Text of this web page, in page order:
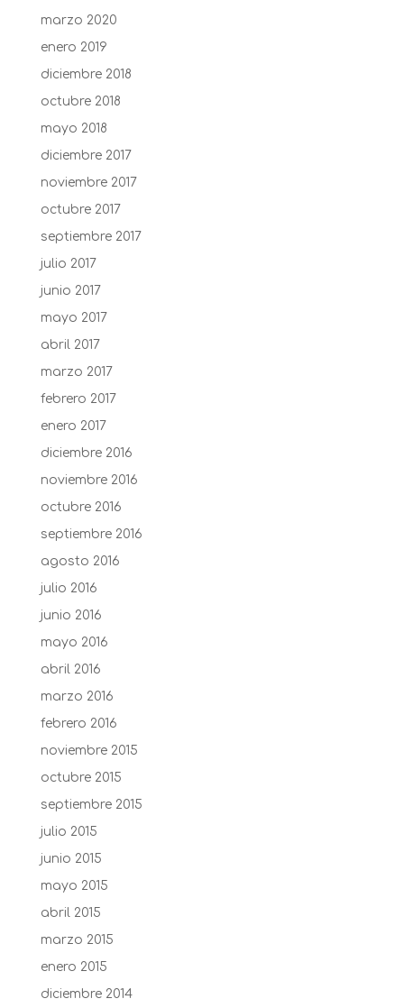
marzo 2020
enero 2019
diciembre 2018
octubre 2018
mayo 2018
diciembre 2017
noviembre 2017
octubre 2017
septiembre 2017
julio 2017
junio 2017
mayo 2017
abril 2017
marzo 2017
febrero 2017
enero 2017
diciembre 2016
noviembre 2016
octubre 2016
septiembre 2016
agosto 2016
julio 2016
junio 2016
mayo 2016
abril 2016
marzo 2016
febrero 2016
noviembre 2015
octubre 2015
septiembre 2015
julio 2015
junio 2015
mayo 2015
abril 2015
marzo 2015
enero 2015
diciembre 2014